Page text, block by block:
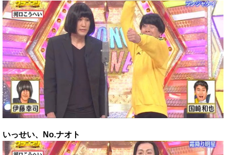
いっせい、No.ナオト